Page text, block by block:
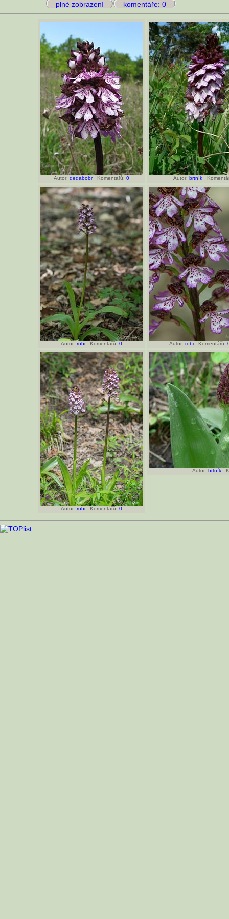
plné zobrazení komentáře: 0
Autor: dedabobrKomentářů: 0 Autor: brtník
Autor: robi Komentářů: 0 Autor: robi Komentářů:
Autor: robi Komentářů: 0
Autor: brtník